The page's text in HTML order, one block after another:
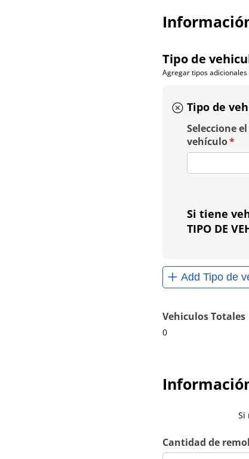
Tipo de
Agregar tipos
Tipo de
Seleccione
vehículo*
Si tiene
TIPO DE
Add Tipo de
Vehiculos Totales
0
Si
Cantidad de